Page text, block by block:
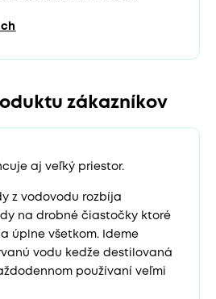
zákazníkov
aj veľký priestor.
z vodovodu rozbíja
na drobné čiastočky ktoré
úplne všetkom. Ideme
vodu kedže destilovaná
používaní veľmi